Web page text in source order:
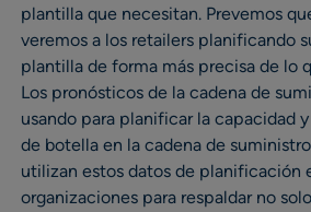
plantilla que necesitan. Prevemos
veremos a los retailers planificando
plantilla de forma más precisa de lo
Los pronósticos de la cadena de
usando para planificar la capacidad
de botella en la cadena de
utilizan estos datos de planificación
organizaciones para respaldar no